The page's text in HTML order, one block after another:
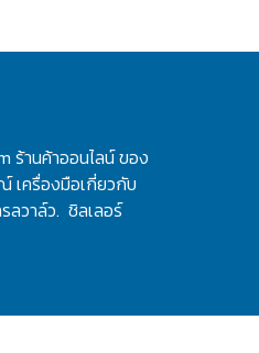
ร้านค้าออนไลน์ ของ
เครื่องมือเกี่ยวกับ
ลวาล์ว. ชิลเลอร์